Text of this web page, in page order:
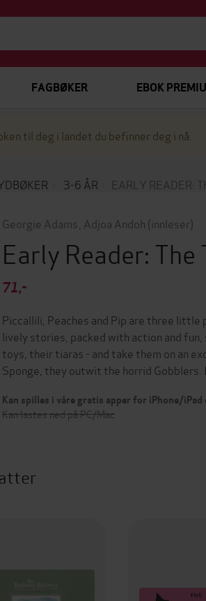
FAGBØKER EBOK
til deg i landet du befinner deg i nå.
3-6 ÅR EARLY READER:
Georgie Adams Adjoa Andoh (innleser)
Early Reader:
71,-
Piccallili, Peaches and Pip are three little
lively stories, packed with action and
toys, their tiaras - and take them on an
Sponge, they outwit the horrid Gobblers.
Kan spilles i våre gratis apper for iPhone/iPad
Kan lastes ned på PC/Mac